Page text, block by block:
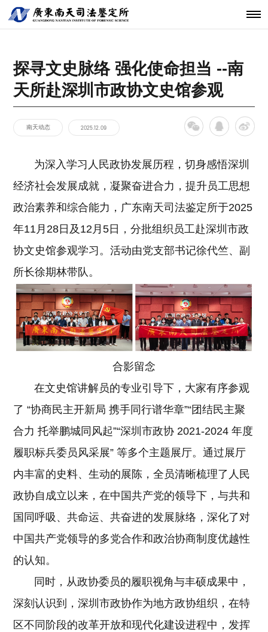
关于南天
发展历程
核心团队
机构文化
科技研发
分支机构
鉴定服务
鉴定指南
法规标准
经典案例
物证类鉴定
声像资料类
鉴定
文件形成时
新闻资讯
通知公告
行业动态
工程中心
开放课题
联系我们
探寻文史脉络 强化使命担当 --南
天所赴深圳市政协文史馆参观
南天动态 2025.12.09
为深入学习人民政协发展历程，切身感悟深圳
经济社会发展成就，凝聚奋进合力，提升员工思想
政治素养和综合能力，广东南天司法鉴定所于2025
年11月28日及12月5日，分批组织员工赴深圳市政
协文史馆参观学习。活动由党支部书记徐代竺、副
所长徐期林带队。
合影留念
在文史馆讲解员的专业引导下，大家有序参观
了 “协商民主开新局 携手同行谱华章”“团结民主聚
合力 托举鹏城同风起”“深圳市政协 2021-2024 年度
履职标兵委员风采展” 等多个主题展厅。通过展厅
内丰富的史料、生动的展陈，全员清晰梳理了人民
政协自成立以来，在中国共产党的领导下，与共和
国同呼吸、共命运、共奋进的发展脉络，深化了对
中国共产党领导的多党合作和政治协商制度优越性
的认知。
同时，从政协委员的履职视角与丰硕成果中，
深刻认识到，深圳市政协作为地方政协组织，在特
区不同阶段的改革开放和现代化建设进程中，发挥